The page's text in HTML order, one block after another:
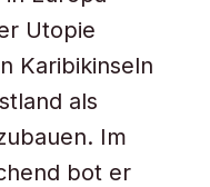
Utopie
Karibikinseln
als
Im
bot er